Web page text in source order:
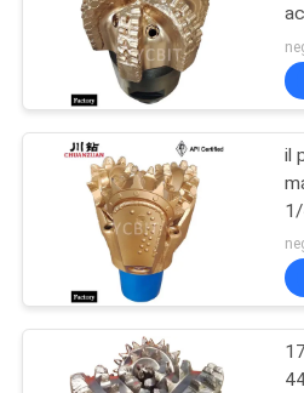
CONTATTICI
RICHIEDA
UNA
CITAZIONE
NOTIZIE
pezzo di
rullo
scrematori
roccia del
il